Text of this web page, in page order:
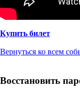
Купить билет
Вернуться ко всем
Восстановить